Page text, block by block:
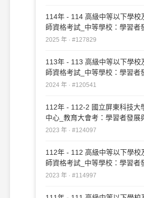
abstraction）：某教官聽到兩個
網路的便捷與無遠弗屆，便嚴厲
「不要一天到晚想線上遊戲、網
114年 - 114 高級中等以下學校
師資格考試_中等學校：學習者
輔導#127829
2025 年 · #127829
113年 - 113 高級中等以下學校
師資格考試_中等學校：學習者
輔導#120541
2024 年 · #120541
112年 - 112-2 國立屏東科技大
中心_教育大會考：學習者發展
#124097
2023 年 · #124097
112年 - 112 高級中等以下學校
師資格考試_中等學校：學習者
輔導#114997
2023 年 · #114997